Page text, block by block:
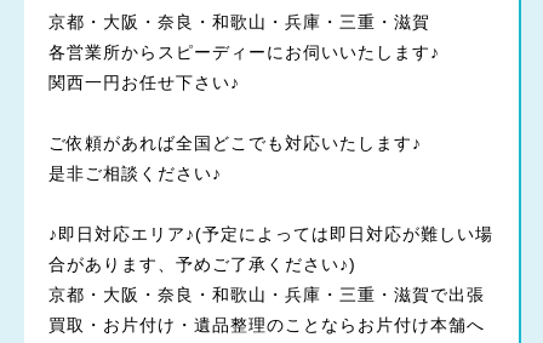
京都・大阪・奈良・和歌山・兵庫・三重・滋賀
各営業所からスピーディーにお伺いいたします♪
関西一円お任せ下さい♪
ご依頼があれば全国どこでも対応いたします♪
是非ご相談ください♪
♪即日対応エリア♪(予定によっては即日対応が難しい場
合があります、予めご了承ください♪)
京都・大阪・奈良・和歌山・兵庫・三重・滋賀で出張
買取・お片付け・遺品整理のことならお片付け本舗へ